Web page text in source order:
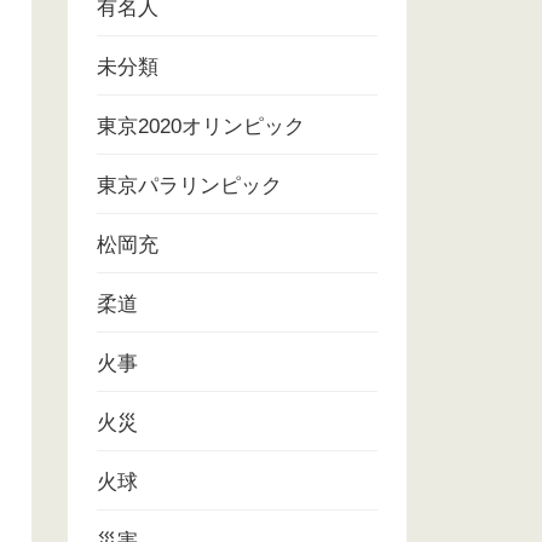
有名人
未分類
東京2020オリンピック
東京パラリンピック
松岡充
柔道
火事
火災
火球